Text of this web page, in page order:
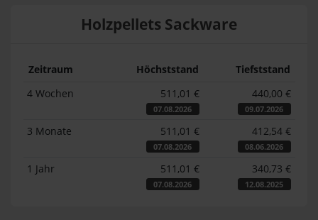
Holzpellets Sackware
Zeitraum Höchststand
Tiefststand
4 Wochen
511,01 €
07.08.2026
440,00 €
09.07.2026
3 Monate 511,01 €
07.08.2026
412,54 €
08.06.2026
1 Jahr 511,01 €
07.08.2026
340,73 €
12.08.2025